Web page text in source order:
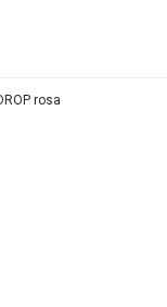
rosa